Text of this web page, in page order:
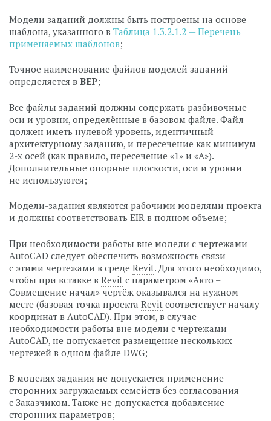
Модели заданий должны быть построены на основе
шаблона, указанного в Таблица 1.3.2.1.2 — Перечень
применяемых шаблонов;
Точное наименование файлов моделей заданий
определяется в BEP;
Все файлы заданий должны содержать разбивочные
оси и уровни, определённые в базовом файле. Файл
должен иметь нулевой уровень, идентичный
архитектурному заданию, и пересечение как минимум
2-х осей (как правило, пересечение «1» и «А»).
Дополнительные опорные плоскости, оси и уровни
не используются;
Модели-задания являются рабочими моделями проекта
и должны соответствовать EIR в полном объеме;
При необходимости работы вне модели с чертежами
AutoCAD следует обеспечить возможность связи
с этими чертежами в среде Revit. Для этого необходимо,
чтобы при вставке в Revit с параметром «Авто –
Совмещение начал» чертёж оказывался на нужном
месте (базовая точка проекта Revit соответствует началу
координат в AutoCAD). При этом, в случае
необходимости работы вне модели с чертежами
AutoCAD, не допускается размещение нескольких
чертежей в одном файле DWG;
В моделях задания не допускается применение
сторонних загружаемых семейств без согласования
с Заказчиком. Также не допускается добавление
сторонних параметров;